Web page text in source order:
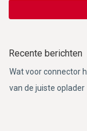
Recente berichten
Wat voor connector
van de juiste oplader